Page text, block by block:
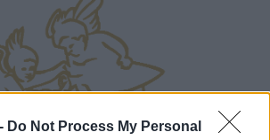
Do Not Process My Personal